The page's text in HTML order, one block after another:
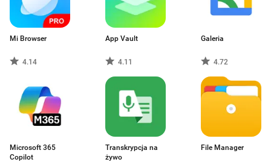
Mi Browser
4.14
App Vault
4.11
Galeria
4.72
Microsoft 365
Copilot
Transkrypcja na
żywo
File Manager